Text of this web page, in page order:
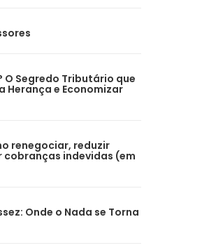
O Segredo Tributário que
Herança e Economizar
renegociar, reduzir
indevidas (em
Onde o Nada se Torna